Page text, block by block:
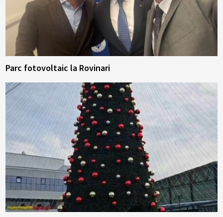
Parc fotovoltaic la Rovinari